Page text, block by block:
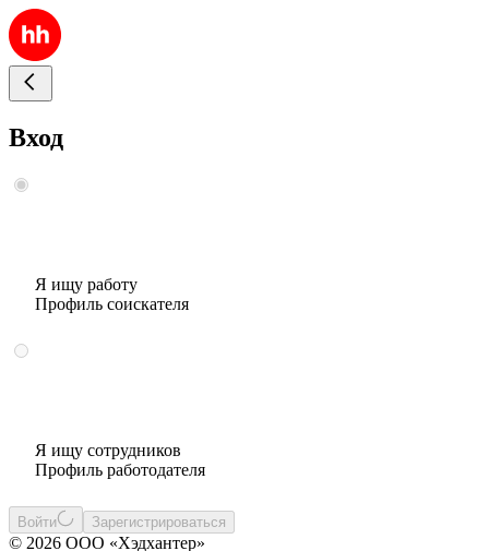
Вход
Я ищу работу
Профиль соискателя
Я ищу сотрудников
Профиль работодателя
Войти Зарегистрироваться
© 2026 ООО «Хэдхантер»